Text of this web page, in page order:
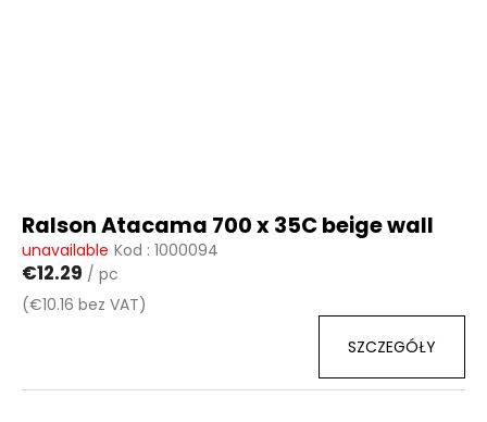
Ralson Atacama 700 x 35C beige wall
unavailable Kod : 1000094
€12.29 / pc
(€10.16 bez VAT)
SZCZEGÓŁY